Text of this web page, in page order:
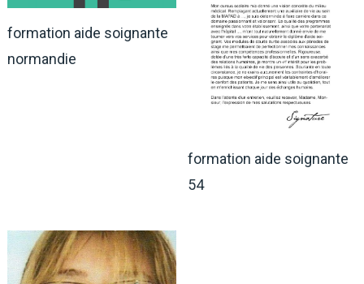
formation aide soignante
normandie
formation aide soignante
54